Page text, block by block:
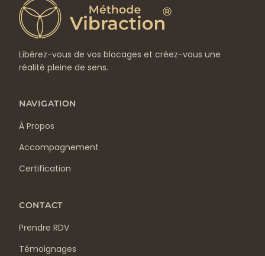
Libérez-vous de vos blocages et créez-vous une
réalité pleine de sens.
NAVIGATION
À Propos
Accompagnement
Certification
CONTACT
Prendre RDV
Témoignages